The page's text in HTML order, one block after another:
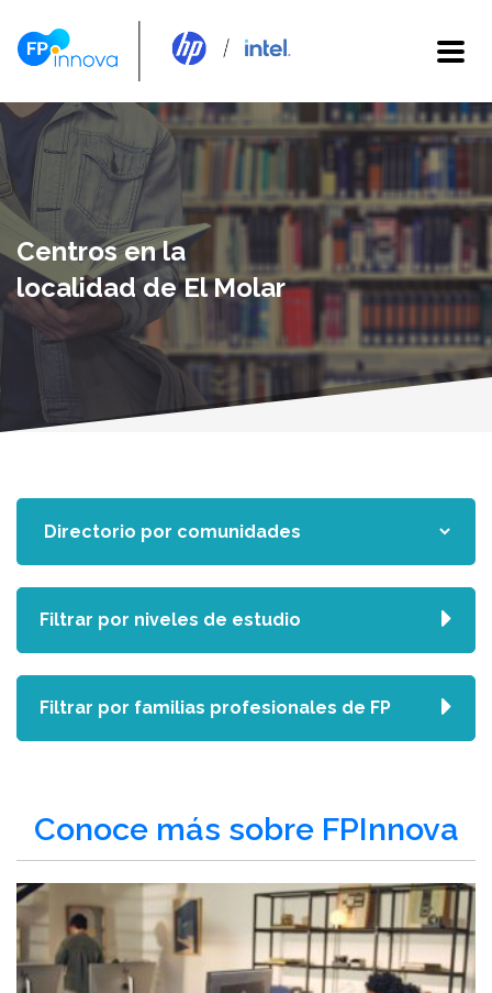
Centros en la
localidad de El Molar
Conoce más sobre FPInnova
Filtrar por niveles de estudio
Filtrar por familias profesionales de FP